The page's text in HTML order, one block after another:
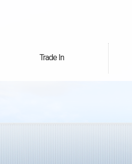
Trade In
買取無料査定